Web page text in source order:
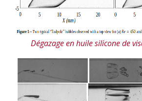
Dégazage en huile silicone de